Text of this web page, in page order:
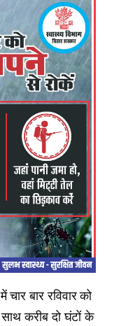
बार रविवार को
करीब दो घंटों के